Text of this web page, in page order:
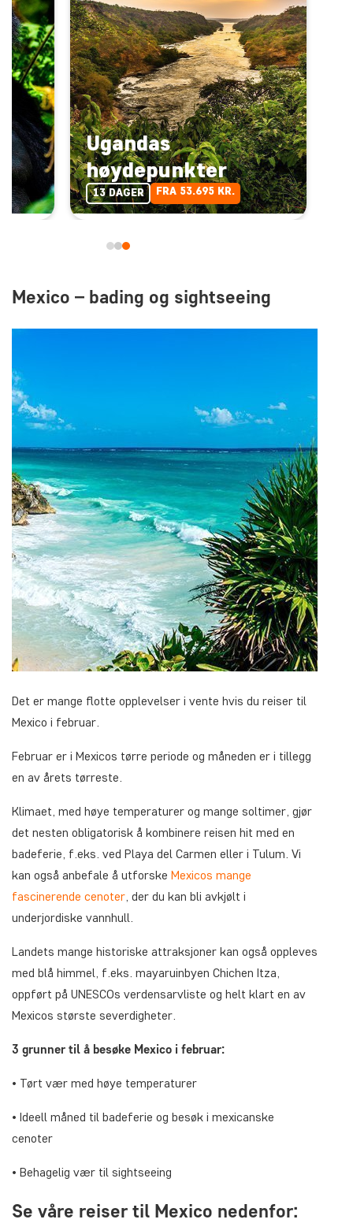
Ugandas
høydepunkter
13 DAGER FRA 53.695 KR.
Mexico – bading og sightseeing
Det er mange flotte opplevelser i vente hvis du reiser til
Mexico i februar.
Februar er i Mexicos tørre periode og måneden er i tillegg
en av årets tørreste.
Klimaet, med høye temperaturer og mange soltimer, gjør
det nesten obligatorisk å kombinere reisen hit med en
badeferie, f.eks. ved Playa del Carmen eller i Tulum. Vi
kan også anbefale å utforske Mexicos mange
fascinerende cenoter, der du kan bli avkjølt i
underjordiske vannhull.
Landets mange historiske attraksjoner kan også oppleves
med blå himmel, f.eks. mayaruinbyen Chichen Itza,
oppført på UNESCOs verdensarvliste og helt klart en av
Mexicos største severdigheter.
3 grunner til å besøke Mexico i februar:
• Tørt vær med høye temperaturer
• Ideell måned til badeferie og besøk i mexicanske
cenoter
• Behagelig vær til sightseeing
Se våre reiser til Mexico nedenfor: